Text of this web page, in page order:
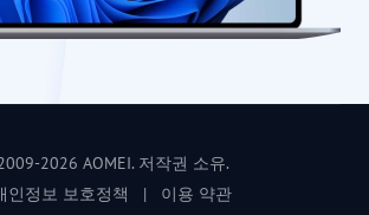
2026 AOMEI. 저작권 소유.
인정보 보호정책
| 이용 약관